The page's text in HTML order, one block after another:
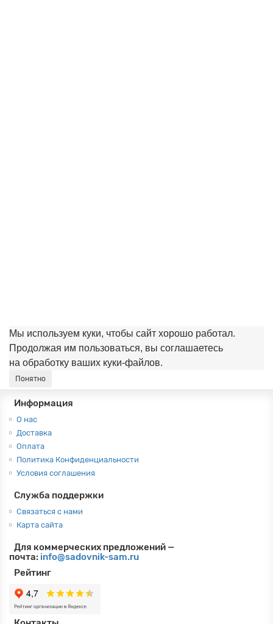
Мы используем куки, чтобы сайт хорошо работал.
Продолжая им пользоваться, вы соглашаетесь
на обработку ваших куки‑файлов.
Понятно
Информация
О нас
Доставка
Оплата
Политика Конфиденциальности
Условия соглашения
Служба поддержки
Связаться с нами
Карта сайта
Для коммерческих предложений —
почта: info@sadovnik-sam.ru
Рейтинг